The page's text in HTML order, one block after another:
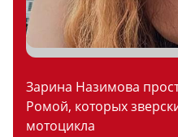
Зарина Назимова
Ромой, которых
мотоцикла